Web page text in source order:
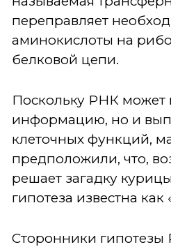
переправляет
аминокислоты на
белковой цепи.
Поскольку РНК может
информацию, но и
клеточных функций,
предположили, что,
решает загадку
гипотеза известна
Сторонники